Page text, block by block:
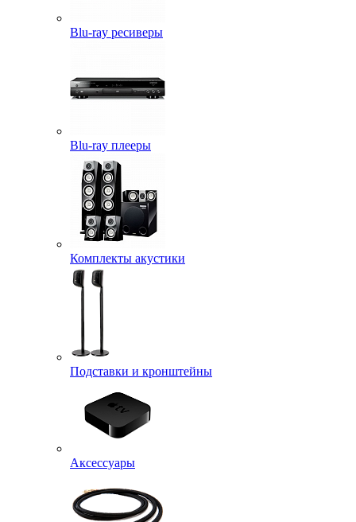
Blu-ray ресиверы
Blu-ray плееры
Комплекты акустики
Подставки и кронштейны
Аксессуары